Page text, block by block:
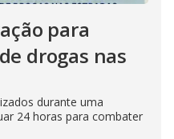
para
drogas nas
durante uma
24 horas para combater